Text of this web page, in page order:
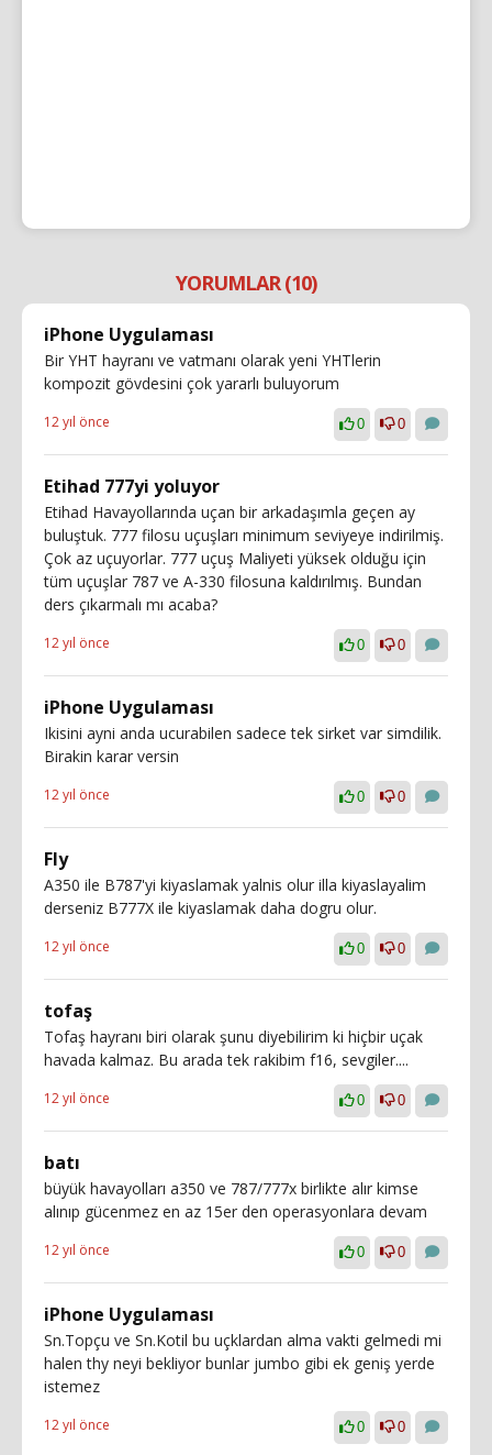
YORUMLAR (10)
iPhone Uygulaması
Bir YHT hayranı ve vatmanı olarak yeni YHTlerin
kompozit gövdesini çok yararlı buluyorum
12 yıl önce 0 0
Etihad 777yi yoluyor
Etihad Havayollarında uçan bir arkadaşımla geçen ay
buluştuk. 777 filosu uçuşları minimum seviyeye indirilmiş.
Çok az uçuyorlar. 777 uçuş Maliyeti yüksek olduğu için
tüm uçuşlar 787 ve A-330 filosuna kaldırılmış. Bundan
ders çıkarmalı mı acaba?
12 yıl önce 0 0
iPhone Uygulaması
Ikisini ayni anda ucurabilen sadece tek sirket var simdilik.
Birakin karar versin
12 yıl önce 0 0
Fly
A350 ile B787'yi kiyaslamak yalnis olur illa kiyaslayalim
derseniz B777X ile kiyaslamak daha dogru olur.
12 yıl önce 0 0
tofaş
Tofaş hayranı biri olarak şunu diyebilirim ki hiçbir uçak
havada kalmaz. Bu arada tek rakibim f16, sevgiler....
12 yıl önce 0 0
batı
büyük havayolları a350 ve 787/777x birlikte alır kimse
alınıp gücenmez en az 15er den operasyonlara devam
12 yıl önce 0 0
iPhone Uygulaması
Sn.Topçu ve Sn.Kotil bu uçklardan alma vakti gelmedi mi
halen thy neyi bekliyor bunlar jumbo gibi ek geniş yerde
istemez
12 yıl önce 0 0